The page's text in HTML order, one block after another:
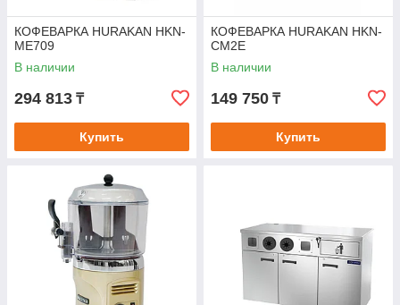
КОФЕВАРКА HURAKAN HKN-
ME709
В наличии
294 813 ₸
Купить
КОФЕВАРКА HURAKAN HKN-
CM2E
В наличии
149 750 ₸
Купить